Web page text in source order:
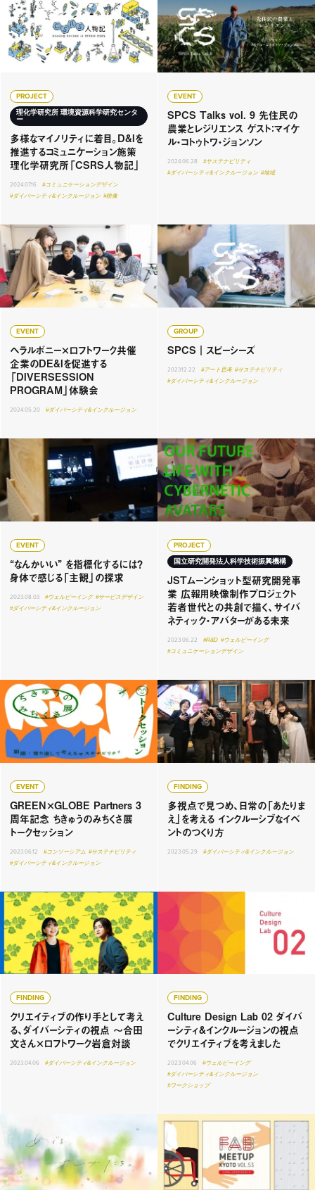
PROJECT
理化学研究所 環境資源科学研究センタ
ー
多様なマイノリティに着目。D&Iを
推進するコミュニケーション施策
理化学研究所「CSRS人物記」
2024.07.16
#コミュニケーションデザイン
#ダイバーシティ&インクルージョン #映像
EVENT
SPCS Talks vol. 9 先住民の
農業とレジリエンス ゲスト：マイケ
ル・コトゥトワ・ジョンソン
2024.06.28
#サステナビリティ
#ダイバーシティ&インクルージョン #地域
EVENT
ヘラルボニー×ロフトワーク共催
企業のDE&Iを促進する
「DIVERSESSION
PROGRAM」体験会
2024.05.20 #ダイバーシティ&インクルージョン
GROUP
SPCS｜スピーシーズ
2023.12.22 #アート思考 #サステナビリティ
#ダイバーシティ&インクルージョン
EVENT
“なんかいい” を指標化するには？
身体で感じる「主観」の探求
2023.08.03 #ウェルビーイング #サービスデザイン
#ダイバーシティ&インクルージョン
PROJECT
国立研究開発法人科学技術振興機構
JSTムーンショット型研究開発事
業 広報用映像制作プロジェクト
若者世代との共創で描く、サイバ
ネティック・アバターがある未来
2023.06.22 #R&D #ウェルビーイング
#コミュニケーションデザイン
EVENT
GREEN×GLOBE Partners 3
周年記念 ちきゅうのみちくさ展
トークセッション
2023.06.12 #コンソーシアム #サステナビリティ
#ダイバーシティ&インクルージョン
FINDING
多視点で見つめ、日常の「あたりま
え」を考える インクルーシブなイベ
ントのつくり方
2023.05.29 #ダイバーシティ&インクルージョン
FINDING
クリエイティブの作り手として考え
る、ダイバーシティの視点 〜合田
文さん×ロフトワーク岩倉対談
2023.04.06 #ダイバーシティ&インクルージョン
FINDING
Culture Design Lab 02 ダイバ
ーシティ&インクルージョンの視点
でクリエイティブを考えました
2023.04.06
#ウェルビーイング
#ダイバーシティ&インクルージョン
#ワークショップ